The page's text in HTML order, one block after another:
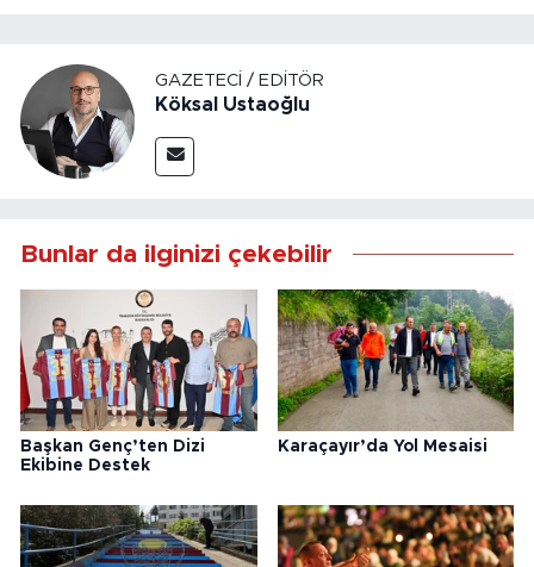
GAZETECI / EDITÖR
Köksal Ustaoğlu
Bunlar da ilginizi çekebilir
Başkan Genç’ten Dizi
Ekibine Destek
Karaçayır’da Yol Mesaisi